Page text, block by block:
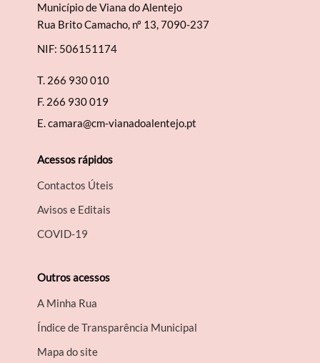
Município de Viana do Alentejo
Rua Brito Camacho, nº 13, 7090-237
NIF: 506151174
T. 266 930 010
F. 266 930 019
E.camara@cm-vianadoalentejo.pt
Acessos rápidos
Contactos Úteis
Avisos e Editais
COVID-19
Outros acessos
A Minha Rua
Índice de Transparência Municipal
Mapa do site